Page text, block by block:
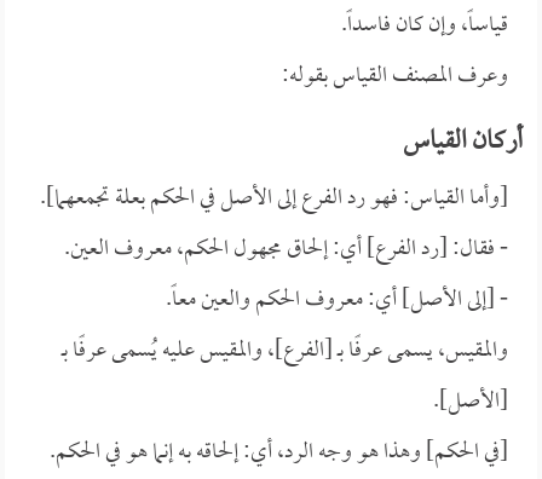
قياساً، وإن كان فاسداً.
وعرف المصنف القياس بقوله:
أركان القياس
[وأما القياس: فهو رد الفرع إلى الأصل في الحكم بعلة تجمعهما].
- فقال: [رد الفرع] أي: إلحاق مجهول الحكم، معروف العين.
- [إلى الأصل] أي: معروف الحكم والعين معاً.
والمقيس، يسمى عرفًا بـ [الفرع]، والمقيس عليه يُسمى عرفًا بـ
[الأصل].
[في الحكم] وهذا هو وجه الرد، أي: إلحاقه به إنما هو في الحكم.